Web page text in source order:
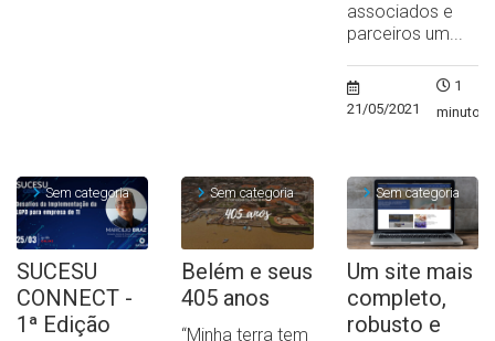
associados e
parceiros um...
21/05/2021
1
minuto
Sem categoria
SUCESU
CONNECT -
1ª Edição
Sem categoria
Belém e seus
405 anos
“Minha terra tem
Sem categoria
Um site mais
completo,
robusto e